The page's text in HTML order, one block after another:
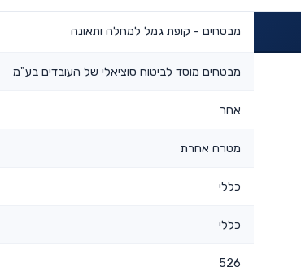
מבטחים - קופת גמל למחלה ותאונה
מבטחים מוסד לביטוח סוציאלי של העובדים בע"מ
אחר
מטרה אחרת
כללי
כללי
526